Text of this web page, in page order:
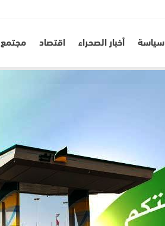
سياسة أخبار الصحراء اقتصاد مجتمع